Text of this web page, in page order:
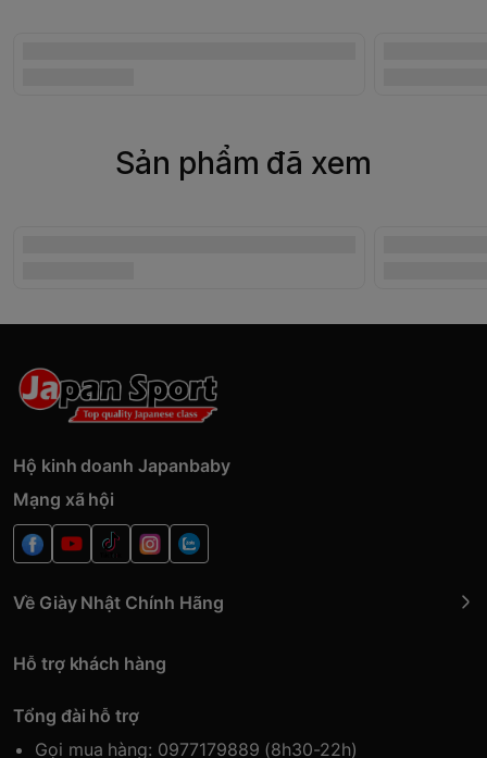
Sản phẩm đã xem
Hộ kinh doanh Japanbaby
Mạng xã hội
Về Giày Nhật Chính Hãng
Hỗ trợ khách hàng
Tổng đài hỗ trợ
Gọi mua hàng: 0977179889 (8h30-22h)